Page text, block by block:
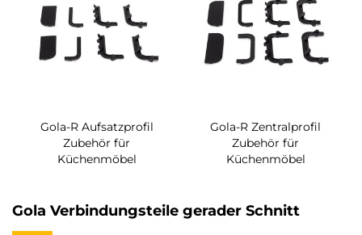
Gola-R Aufsatzprofil
Zubehör für
Küchenmöbel
Gola-R Zentralprofil
Zubehör für
Küchenmöbel
Gola Verbindungsteile gerader Schnitt